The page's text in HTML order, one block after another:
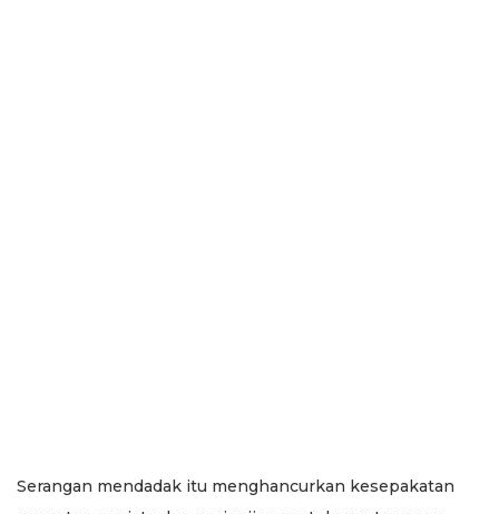
Serangan mendadak itu menghancurkan kesepakatan